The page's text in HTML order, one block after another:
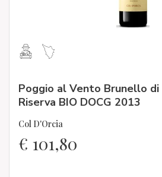
Poggio al Vento Brunello
Riserva BIO DOCG 2013
Col D'Orcia
€ 101,80